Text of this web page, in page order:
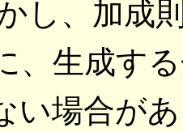
し、加成
、生成す
い場合が